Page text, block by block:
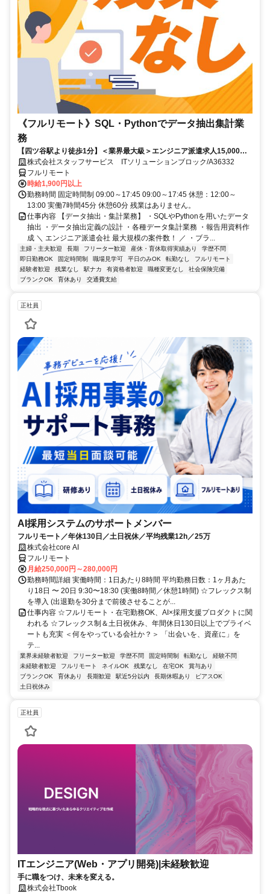
《フルリモート》SQL・Pythonでデータ抽出集計業
務
【四ツ谷駅より徒歩1分】＜業界最大級＞エンジニア派遣求人15,000件
以上◎ 来社不要のカンタン登録→最短2日で就業可能！！
株式会社スタッフサービス ITソリューションブロック/A36332
フルリモート
時給1,900円以上
勤務時間 固定時間制 09:00～17:45 09:00～17:45 休憩：12:00～
13:00 実働7時間45分 休憩60分 残業はありません。
仕事内容 【データ抽出・集計業務】 ・SQLやPythonを用いたデータ
抽出 ・データ抽出定義の設計 ・各種データ集計業務 ・報告用資料作
成 ＼ エンジニア派遣会社 最大規模の案件数！ ／ ・ブラ...
主婦・主夫歓迎 長期 フリーター歓迎 産休・育休取得実績あり
学歴不問
即日勤務OK
固定時間制 職場見学可 平日のみOK 転勤なし
フルリモート
経験者歓迎
残業なし 駅ナカ 有資格者歓迎 職種変更なし
社会保険完備
ブランクOK
育休あり 交通費支給
正社員
AI採用システムのサポートメンバー
フルリモート／年休130日／土日祝休／平均残業12h／25万
株式会社core AI
フルリモート
月給250,000円～280,000円
勤務時間詳細 実働時間：1日あたり8時間 平均勤務日数：1ヶ月あた
り18日 〜 20日 9:30〜18:30 (実働8時間／休憩1時間) ☆フレックス制
を導入 (出退勤を30分まで前後させることが...
仕事内容 ☆フルリモート・在宅勤務OK、AI×採用支援プロダクトに関
われる ☆フレックス制＆土日祝休み、年間休日130日以上でプライベ
ートも充実 ＜何をやっている会社か？＞ 「出会いを、資産に」を
テ...
業界未経験者歓迎 フリーター歓迎 学歴不問 固定時間制 転勤なし
経験不問
未経験者歓迎
フルリモート ネイルOK 残業なし 在宅OK
賞与あり
ブランクOK
育休あり 長期歓迎 駅近5分以内 長期休暇あり
ピアスOK
土日祝休み
正社員
ITエンジニア(Web・アプリ開発)|未経験歓迎
手に職をつけ、未来を変える。
株式会社Tbook